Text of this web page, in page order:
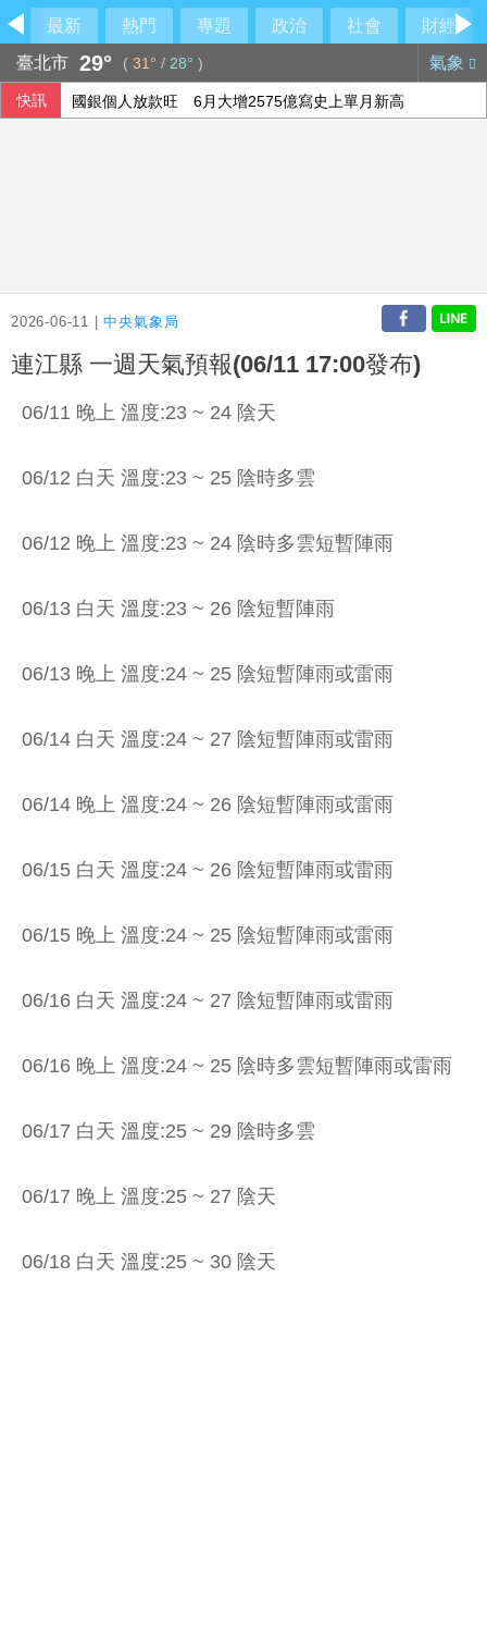
最新 熱門 專題 政治 社會
財經
臺北市 29° ( 31° / 28° ) 氣象
快訊 國銀個人放款旺 6月大增2575億寫史上單月新高
2026-06-11 |中央氣象局
連江縣 一週天氣預報(06/11 17:00發布)
06/11 晚上 溫度:23 ~ 24 陰天
06/12 白天 溫度:23 ~ 25 陰時多雲
06/12 晚上 溫度:23 ~ 24 陰時多雲短暫陣雨
06/13 白天 溫度:23 ~ 26 陰短暫陣雨
06/13 晚上 溫度:24 ~ 25 陰短暫陣雨或雷雨
06/14 白天 溫度:24 ~ 27 陰短暫陣雨或雷雨
06/14 晚上 溫度:24 ~ 26 陰短暫陣雨或雷雨
06/15 白天 溫度:24 ~ 26 陰短暫陣雨或雷雨
06/15 晚上 溫度:24 ~ 25 陰短暫陣雨或雷雨
06/16 白天 溫度:24 ~ 27 陰短暫陣雨或雷雨
06/16 晚上 溫度:24 ~ 25 陰時多雲短暫陣雨或雷雨
06/17 白天 溫度:25 ~ 29 陰時多雲
06/17 晚上 溫度:25 ~ 27 陰天
06/18 白天 溫度:25 ~ 30 陰天